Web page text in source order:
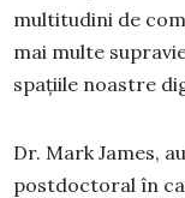
multitudini de
mai multe
spațiile noastre
Dr. Mark James,
postdoctoral în